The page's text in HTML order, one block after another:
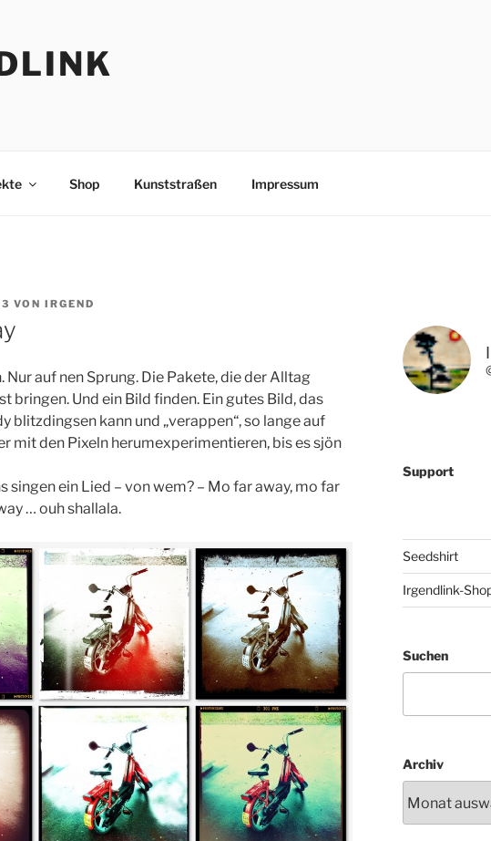
Shop Kunststraßen Impressum
VON IRGEND
Nur auf nen Sprung. Die Pakete, die der Alltag
bringen. Und ein Bild finden. Ein gutes Bild, das
blitzdingsen kann und „verappen“, so lange auf
mit den Pixeln herumexperimentieren, bis es sjön
singen ein Lied – von wem? – Mo far away, mo far
… ouh shallala.
Support
Seedshirt
Irgendlink-
Suchen
Archiv